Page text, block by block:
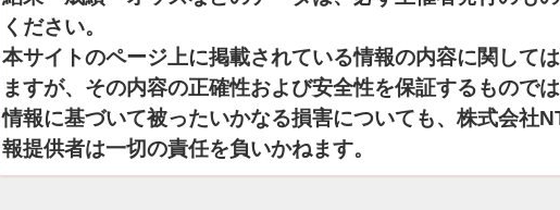
ください。
本サイトのページ上に掲載されている情報の内容に関して
ますが、その内容の正確性および安全性を保証するもので
情報に基づいて被ったいかなる損害についても、株式会社
報提供者は一切の責任を負いかねます。